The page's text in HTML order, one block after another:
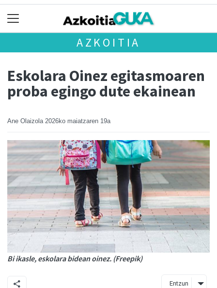
AZKOITIA
Eskolara Oinez egitasmoaren
proba egingo dute ekainean
Ane Olaizola 2026ko maiatzaren 19a
Bi ikasle, eskolara bidean oinez. (Freepik)
Entzun